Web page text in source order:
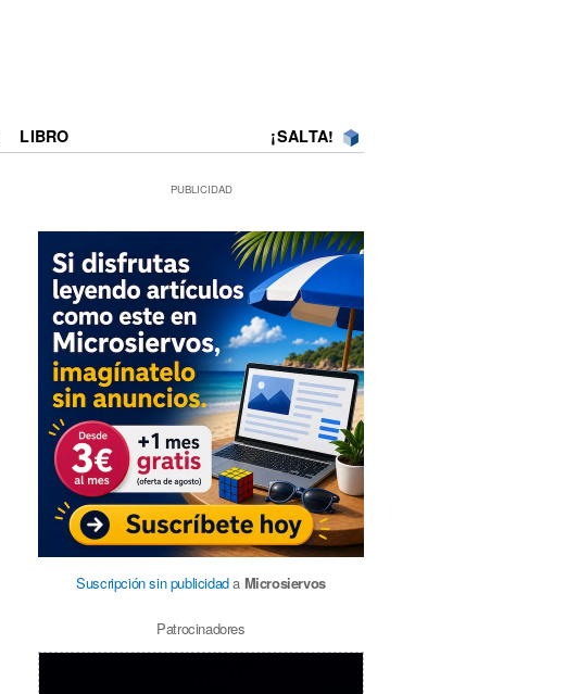
LIBRO ¡SALTA!
PUBLICIDAD
Suscripción sin publicidada Microsiervos
Patrocinadores